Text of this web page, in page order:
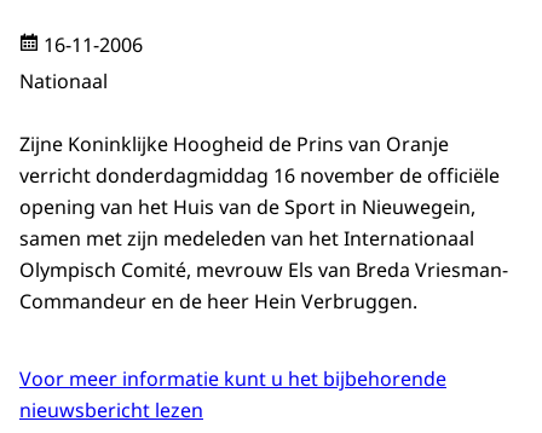
16-11-2006
Nationaal
Zijne Koninklijke Hoogheid de Prins van Oranje
verricht donderdagmiddag 16 november de officiële
opening van het Huis van de Sport in Nieuwegein,
samen met zijn medeleden van het Internationaal
Olympisch Comité, mevrouw Els van Breda Vriesman-
Commandeur en de heer Hein Verbruggen.
Voor meer informatie kunt u het bijbehorende
nieuwsbericht lezen